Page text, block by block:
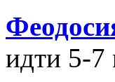
идти 5-7